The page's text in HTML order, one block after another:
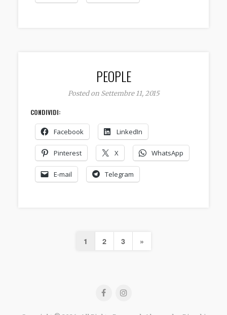
PEOPLE
Posted on Settembre 11, 2015
CONDIVIDI:
Facebook LinkedIn
Pinterest X WhatsApp
E-mail Telegram
1 2 3 »